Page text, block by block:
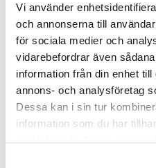
Vi använder
och annonserna till
för sociala medier och
vidarebefordrar även
information från din enhet
annons- och analysföretag
Dessa kan i sin tur
information som du har
samlat in när du har använt
byggtiden bidrar till den
Det platsbyggda köket
hemmets naturliga
exklusiva bänkskivor i
en spis med fyra
elplattor och två elugnar
med golv av